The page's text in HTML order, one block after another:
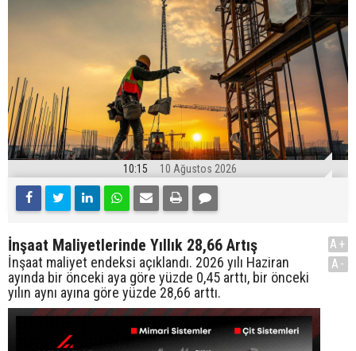
10:15 10 Ağustos 2026
İnşaat Maliyetlerinde Yıllık 28,66 Artış
İnşaat maliyet endeksi açıklandı. 2026 yılı Haziran
ayında bir önceki aya göre yüzde 0,45 arttı, bir önceki
yılın aynı ayına göre yüzde 28,66 arttı.
A+
A-